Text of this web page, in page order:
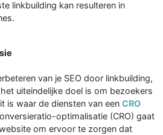
linkbuilding kan resulteren in
van je SEO door linkbuilding,
uiteindelijke doel is om bezoekers
is waar de diensten van een CRO
optimalisatie (CRO) gaat
om ervoor te zorgen dat